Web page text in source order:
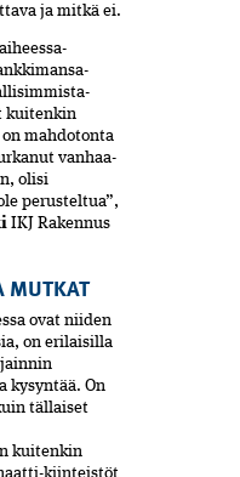
ja mitkä ei.
kuitenkin
mahdotonta
vanhaa­
olisi
perusteltua”,
IKJ Rakennus
MUTKAT
ovat niiden
on erilaisilla
kysyntää. On
tällaiset
kuitenkin